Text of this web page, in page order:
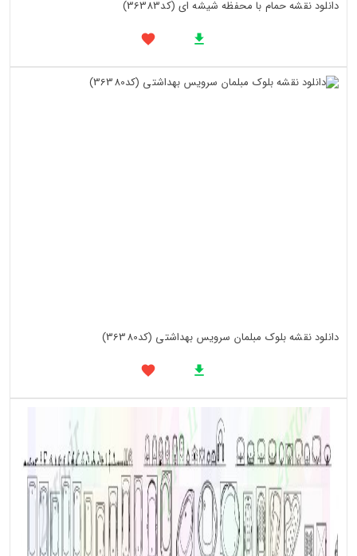
دانلود نقشه حمام با محفظه شیشه ای (کد36383)
دانلود نقشه بلوک مبلمان سرویس بهداشتی (کد36380)